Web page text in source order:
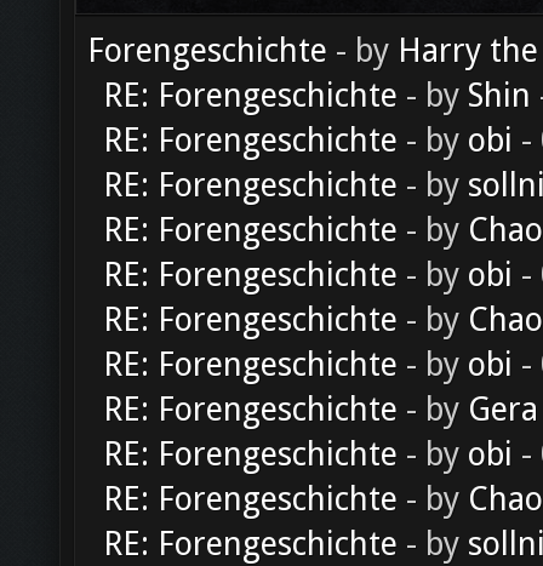
Forengeschichte - by Harry
RE: Forengeschichte - by Shin
RE: Forengeschichte - by obi -
RE: Forengeschichte - by
RE: Forengeschichte - by
RE: Forengeschichte - by obi -
RE: Forengeschichte - by
RE: Forengeschichte - by obi -
RE: Forengeschichte - by Gera
RE: Forengeschichte - by obi -
RE: Forengeschichte - by
RE: Forengeschichte - by